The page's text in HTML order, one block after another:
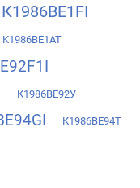
К1986ВЕ1FI
К1986ВЕ1АТ
К1986ВЕ92У
К1986ВЕ94Т